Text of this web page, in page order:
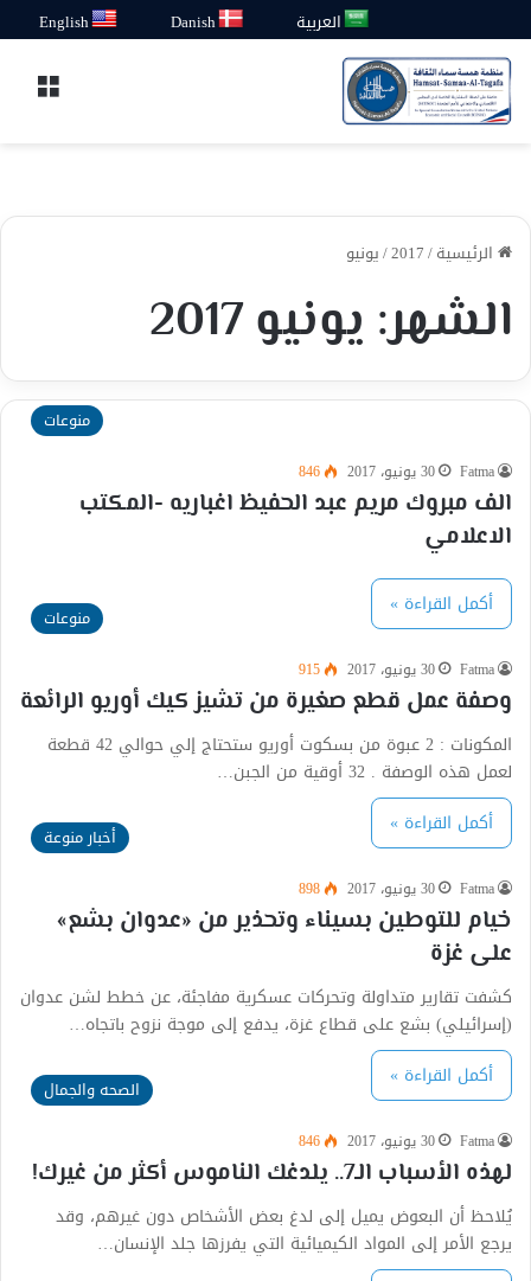
العربية Danish
English
الرئيسية/
2017
/يونيو
الشهر: يونيو 2017
منوعات
Fatma 30 يونيو، 2017 846
الف مبروك مريم عبد الحفيظ اغباريه -المكتب
الاعلامي
أكمل القراءة » منوعات
Fatma 30 يونيو، 2017 915
وصفة عمل قطع صغيرة من تشيز كيك أوريو الرائعة
المكونات : 2 عبوة من بسكوت أوريو ستحتاج إلي حوالي 42 قطعة
لعمل هذه الوصفة . 32 أوقية من الجبن…
أكمل القراءة »
أخبار منوعة
Fatma 30 يونيو، 2017 898
خيام للتوطين بسيناء وتحذير من «عدوان بشع»
على غزة
كشفت تقارير متداولة وتحركات عسكرية مفاجئة، عن خطط لشن عدوان
(إسرائيلي) بشع على قطاع غزة، يدفع إلى موجة نزوح باتجاه…
أكمل القراءة »
الصحه والجمال
Fatma 30 يونيو، 2017 846
لهذه الأسباب الـ7.. يلدغك الناموس أكثر من غيرك!
يُلاحظ أن البعوض يميل إلى لدغ بعض الأشخاص دون غيرهم، وقد
يرجع الأمر إلى المواد الكيميائية التي يفرزها جلد الإنسان…